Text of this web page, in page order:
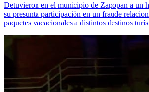
Detuvieron en el municipio de Zapopan a un
su presunta participación en un fraude
paquetes vacacionales a distintos destinos